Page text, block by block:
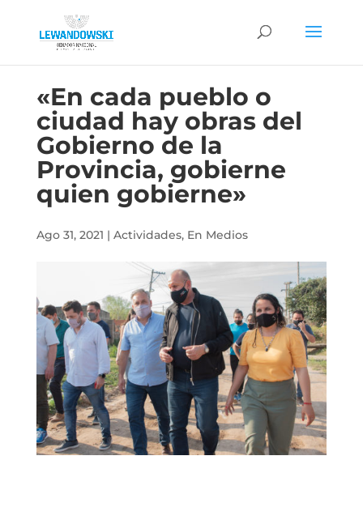
«En cada pueblo o
ciudad hay obras del
Gobierno de la
Provincia, gobierne
quien gobierne»
Ago 31, 2021 | Actividades, En Medios